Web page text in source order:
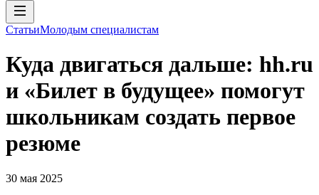
СтатьиМолодым специалистам
Куда двигаться дальше: hh.ru
и «Билет в будущее» помогут
школьникам создать первое
резюме
30 мая 2025